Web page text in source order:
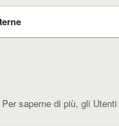
saperne di più, gli